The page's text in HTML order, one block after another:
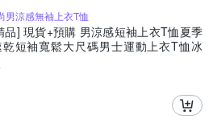
男涼感無袖上衣T恤
品] 現貨+預購 男涼感短袖上衣T恤夏季
短袖寬鬆大尺碼男士運動上衣T恤冰
色74lg1